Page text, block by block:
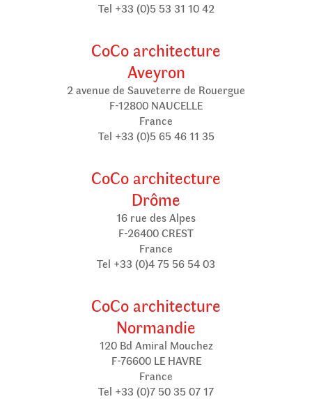
Tel +33 (0)5 53 31 10 42
CoCo architecture
Aveyron
2 avenue de Sauveterre de Rouergue
F-12800 NAUCELLE
France
Tel +33 (0)5 65 46 11 35
CoCo architecture
Drôme
16 rue des Alpes
F-26400 CREST
France
Tel +33 (0)4 75 56 54 03
CoCo architecture
Normandie
120 Bd Amiral Mouchez
F-76600 LE HAVRE
France
Tel +33 (0)7 50 35 07 17